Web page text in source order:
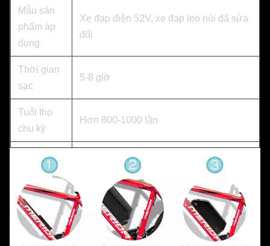
Mẫu sản
phẩm áp
dụng
Xe đạp điện 52V, xe đạp leo núi đã sửa
đổi
Thời gian
sạc
5-8 giờ
Tuổi thọ
chu kỳ
Hơn 800-1000 lần
Vật liệu Lithium ternary năng lượng 18650
sạc
Nhiệt độ
hoạt động
-20℃-60℃